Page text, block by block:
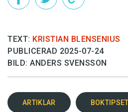
TEXT: KRISTIAN BLENSENIUS
PUBLICERAD 2025-07-24
BILD: ANDERS SVENSSON
ARTIKLAR BOKTIPSET